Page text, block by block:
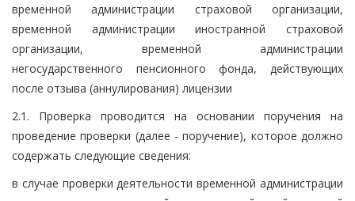
временной администрации страховой организации,
временной администрации иностранной страховой
организации, временной администрации
негосударственного пенсионного фонда, действующих
после отзыва (аннулирования) лицензии
2.1. Проверка проводится на основании поручения на
проведение проверки (далее - поручение), которое должно
содержать следующие сведения:
в случае проверки деятельности временной администрации